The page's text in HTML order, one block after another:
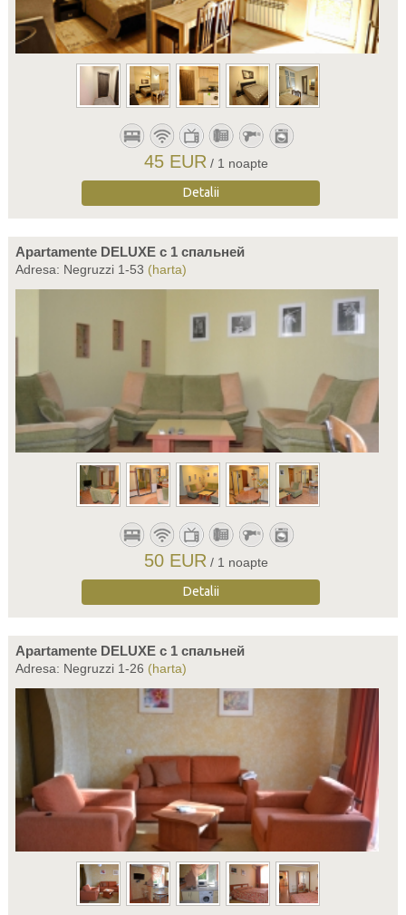
45 EUR / 1 noapte
Detalii
Apartamente DELUXE c 1 спальней
Adresa: Negruzzi 1-53 (harta)
50 EUR / 1 noapte
Detalii
Apartamente DELUXE c 1 спальней
Adresa: Negruzzi 1-26 (harta)